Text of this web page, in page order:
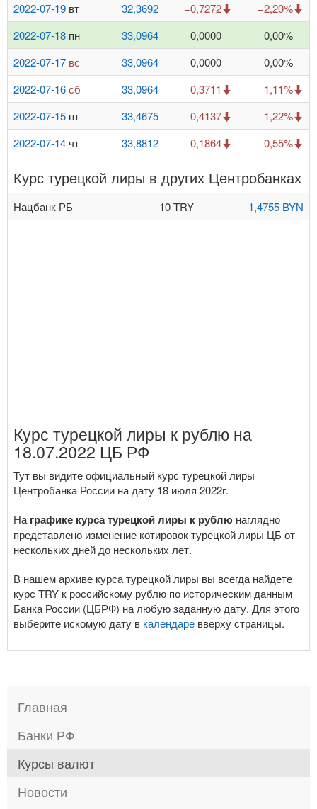
2022-07-19 вт 32,3692 −0,7272
−2,20%
2022-07-18 пн 33,0964 0,0000
0,00%
2022-07-17 вс 33,0964 0,0000
0,00%
2022-07-16сб 33,0964 −0,3711
−1,11%
2022-07-15 пт 33,4675 −0,4137
−1,22%
2022-07-14 чт 33,8812 −0,1864 −0,55%
Курс турецкой лиры в других Центробанках
Нацбанк РБ 10 TRY 1,4755 BYN
Курс турецкой лиры к рублю на
18.07.2022 ЦБ РФ
Тут вы видите официальный курс турецкой лиры
Центробанка России на дату 18 июля 2022г.
На графике курса турецкой лиры к рублю наглядно
представлено изменение котировок турецкой лиры ЦБ от
нескольких дней до нескольких лет.
В нашем архиве курса турецкой лиры вы всегда найдете
курс TRY к российскому рублю по историческим данным
Банка России (ЦБРФ) на любую заданную дату. Для этого
выберите искомую дату в календаре вверху страницы.
Главная
Банки РФ
Курсы валют
Новости